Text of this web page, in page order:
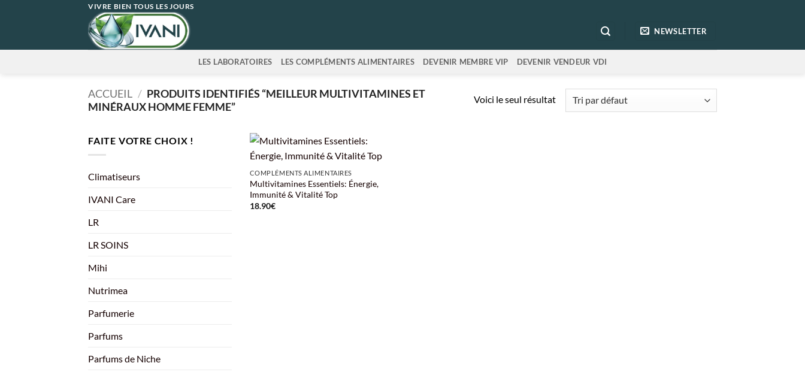
VIVRE BIEN TOUS LES JOURS
NEWSLETTER
LES LABORATOIRES LES COMPLÉMENTS ALIMENTAIRES DEVENIR MEMBRE VIP DEVENIR VENDEUR VDI
ACCUEIL / PRODUITS IDENTIFIÉS “MEILLEUR MULTIVITAMINES ET
MINÉRAUX HOMME FEMME”
Voici le seul résultat
FAITE VOTRE CHOIX !
Climatiseurs
IVANI Care
LR
LR SOINS
Mihi
Nutrimea
Parfumerie
Parfums
Parfums de Niche
COMPLÉMENTS ALIMENTAIRES
Multivitamines Essentiels: Énergie,
Immunité & Vitalité Top
18.90€